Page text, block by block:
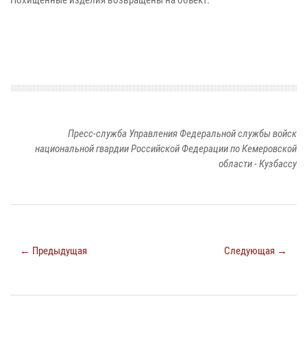
Пресс-служба Управления Федеральной службы войск
национальной гвардии Российской Федерации по Кемеровской
области - Кузбассу
← Предыдущая Следующая →